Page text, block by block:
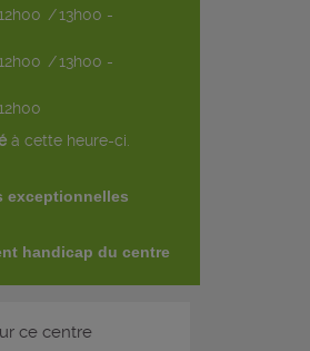
/13h00 -
/13h00 -
à cette heure-ci.
exceptionnelles
handicap du centre
ce centre